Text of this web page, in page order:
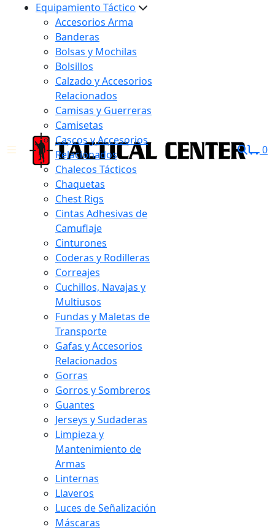
Equipamiento Táctico
Accesorios Arma
Banderas
Bolsas y Mochilas
Bolsillos
Calzado y Accesorios
Relacionados
Camisas y Guerreras
Camisetas
Cascos y Accesorios
Relacionados
Chalecos Tácticos
Chaquetas
Chest Rigs
Cintas Adhesivas de
Camuflaje
Cinturones
Coderas y Rodilleras
Correajes
Cuchillos, Navajas y
Multiusos
Fundas y Maletas de
Transporte
Gafas y Accesorios
Relacionados
Gorras
Gorros y Sombreros
Guantes
Jerseys y Sudaderas
Limpieza y
Mantenimiento de
Armas
Linternas
Llaveros
Luces de Señalización
Máscaras
0